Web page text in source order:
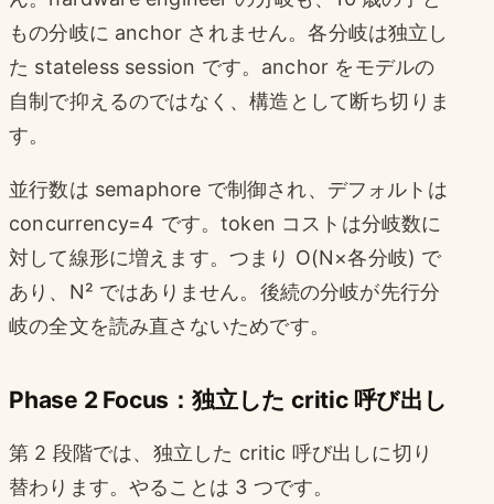
もの分岐に anchor されません。各分岐は独立し
た stateless session です。anchor をモデルの
自制で抑えるのではなく、構造として断ち切りま
す。
並行数は semaphore で制御され、デフォルトは
concurrency=4 です。token コストは分岐数に
対して線形に増えます。つまり O(N×各分岐) で
あり、N² ではありません。後続の分岐が先行分
岐の全文を読み直さないためです。
Phase 2 Focus：独立した critic 呼び出し
第 2 段階では、独立した critic 呼び出しに切り
替わります。やることは 3 つです。